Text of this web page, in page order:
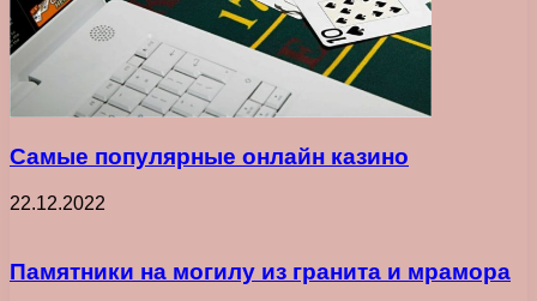
Самые популярные онлайн казино
22.12.2022
Памятники на могилу из гранита и мрамора